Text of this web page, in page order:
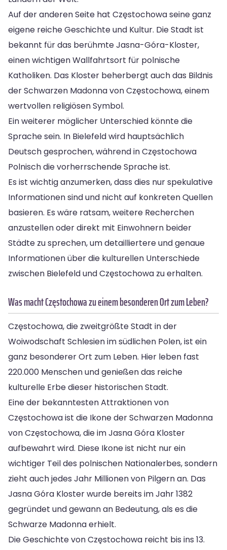
Auf der anderen Seite hat Częstochowa seine ganz
eigene reiche Geschichte und Kultur. Die Stadt ist
bekannt für das berühmte Jasna-Góra-Kloster,
einen wichtigen Wallfahrtsort für polnische
Katholiken. Das Kloster beherbergt auch das Bildnis
der Schwarzen Madonna von Częstochowa, einem
wertvollen religiösen Symbol.
Ein weiterer möglicher Unterschied könnte die
Sprache sein. In Bielefeld wird hauptsächlich
Deutsch gesprochen, während in Częstochowa
Polnisch die vorherrschende Sprache ist.
Es ist wichtig anzumerken, dass dies nur spekulative
Informationen sind und nicht auf konkreten Quellen
basieren. Es wäre ratsam, weitere Recherchen
anzustellen oder direkt mit Einwohnern beider
Städte zu sprechen, um detailliertere und genaue
Informationen über die kulturellen Unterschiede
zwischen Bielefeld und Częstochowa zu erhalten.
Was macht Częstochowa zu einem besonderen Ort zum Leben?
Częstochowa, die zweitgrößte Stadt in der
Woiwodschaft Schlesien im südlichen Polen, ist ein
ganz besonderer Ort zum Leben. Hier leben fast
220.000 Menschen und genießen das reiche
kulturelle Erbe dieser historischen Stadt.
Eine der bekanntesten Attraktionen von
Częstochowa ist die Ikone der Schwarzen Madonna
von Częstochowa, die im Jasna Góra Kloster
aufbewahrt wird. Diese Ikone ist nicht nur ein
wichtiger Teil des polnischen Nationalerbes, sondern
zieht auch jedes Jahr Millionen von Pilgern an. Das
Jasna Góra Kloster wurde bereits im Jahr 1382
gegründet und gewann an Bedeutung, als es die
Schwarze Madonna erhielt.
Die Geschichte von Częstochowa reicht bis ins 13.